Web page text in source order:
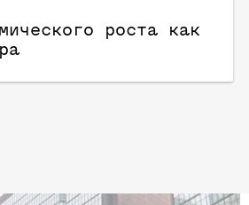
роста как